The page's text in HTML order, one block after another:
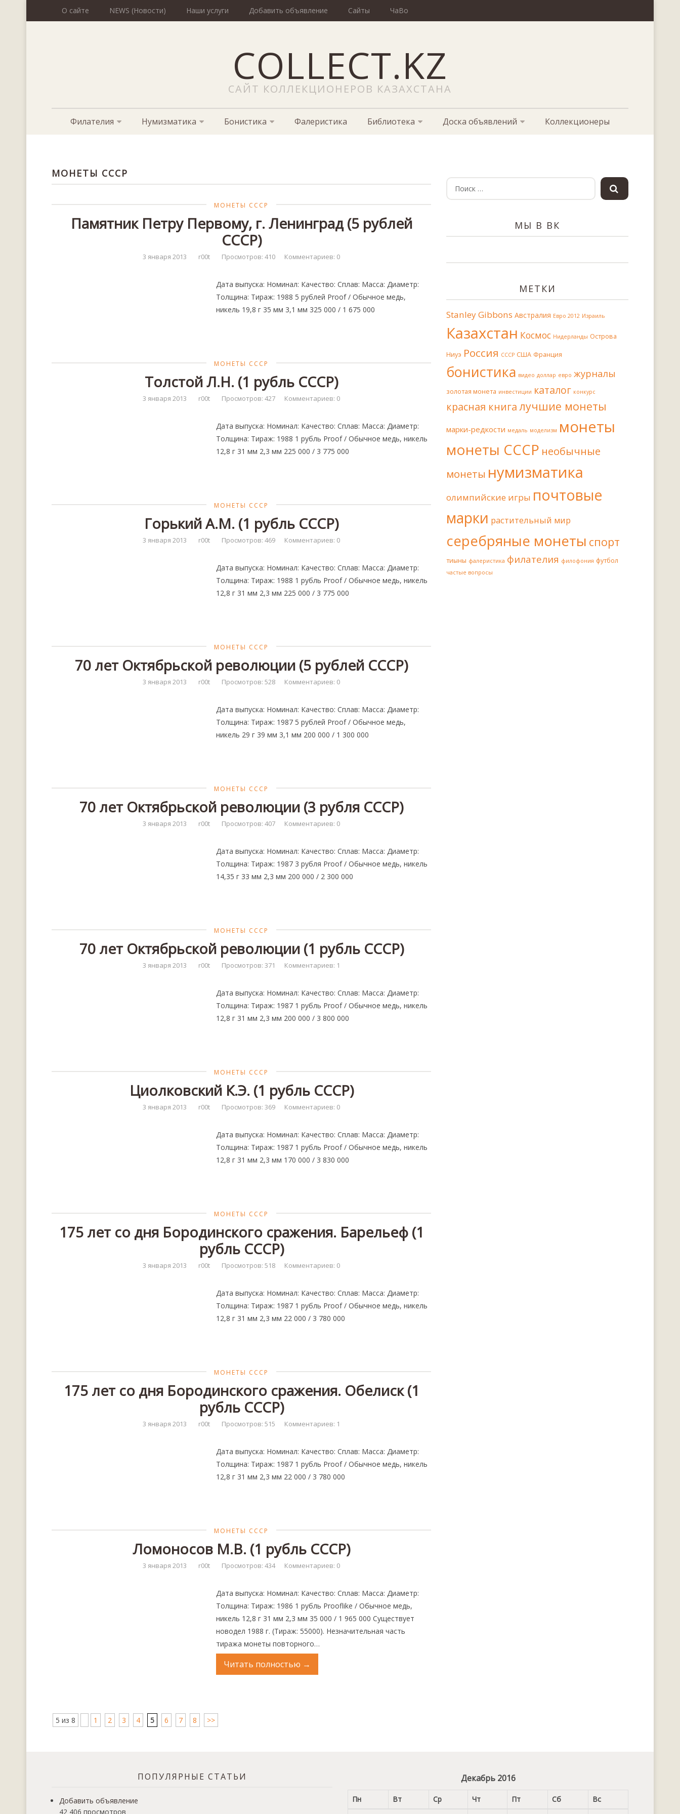
О сайте NEWS (Новости) Наши услуги Добавить объявление Сайты ЧаВо
COLLECT.KZ
САЙТ КОЛЛЕКЦИОНЕРОВ КАЗАХСТАНА
Филателия Нумизматика Бонистика Фалеристика Библиотека Доска объявлений Коллекционеры
МОНЕТЫ СССР
МОНЕТЫ СССР
Памятник Петру Первому, г. Ленинград (5 рублей
СССР)
3 января 2013 r00t Просмотров: 410 Комментариев: 0
Дата выпуска: Номинал: Качество: Сплав: Масса: Диаметр:
Толщина: Тираж: 1988 5 рублей Proof / Обычное медь,
никель 19,8 г 35 мм 3,1 мм 325 000 / 1 675 000
МОНЕТЫ СССР
Толстой Л.Н. (1 рубль СССР)
3 января 2013 r00t Просмотров: 427 Комментариев: 0
Дата выпуска: Номинал: Качество: Сплав: Масса: Диаметр:
Толщина: Тираж: 1988 1 рубль Proof / Обычное медь, никель
12,8 г 31 мм 2,3 мм 225 000 / 3 775 000
МОНЕТЫ СССР
Горький А.М. (1 рубль СССР)
3 января 2013 r00t Просмотров: 469 Комментариев: 0
Дата выпуска: Номинал: Качество: Сплав: Масса: Диаметр:
Толщина: Тираж: 1988 1 рубль Proof / Обычное медь, никель
12,8 г 31 мм 2,3 мм 225 000 / 3 775 000
МОНЕТЫ СССР
70 лет Октябрьской революции (5 рублей СССР)
3 января 2013 r00t Просмотров: 528 Комментариев: 0
Дата выпуска: Номинал: Качество: Сплав: Масса: Диаметр:
Толщина: Тираж: 1987 5 рублей Proof / Обычное медь,
никель 29 г 39 мм 3,1 мм 200 000 / 1 300 000
МОНЕТЫ СССР
70 лет Октябрьской революции (3 рубля СССР)
3 января 2013 r00t Просмотров: 407 Комментариев: 0
Дата выпуска: Номинал: Качество: Сплав: Масса: Диаметр:
Толщина: Тираж: 1987 3 рубля Proof / Обычное медь, никель
14,35 г 33 мм 2,3 мм 200 000 / 2 300 000
МОНЕТЫ СССР
70 лет Октябрьской революции (1 рубль СССР)
3 января 2013 r00t Просмотров: 371 Комментариев: 1
Дата выпуска: Номинал: Качество: Сплав: Масса: Диаметр:
Толщина: Тираж: 1987 1 рубль Proof / Обычное медь, никель
12,8 г 31 мм 2,3 мм 200 000 / 3 800 000
МОНЕТЫ СССР
Циолковский К.Э. (1 рубль СССР)
3 января 2013 r00t Просмотров: 369 Комментариев: 0
Дата выпуска: Номинал: Качество: Сплав: Масса: Диаметр:
Толщина: Тираж: 1987 1 рубль Proof / Обычное медь, никель
12,8 г 31 мм 2,3 мм 170 000 / 3 830 000
МОНЕТЫ СССР
175 лет со дня Бородинского сражения. Барельеф (1
рубль СССР)
3 января 2013 r00t Просмотров: 518 Комментариев: 0
Дата выпуска: Номинал: Качество: Сплав: Масса: Диаметр:
Толщина: Тираж: 1987 1 рубль Proof / Обычное медь, никель
12,8 г 31 мм 2,3 мм 22 000 / 3 780 000
МОНЕТЫ СССР
175 лет со дня Бородинского сражения. Обелиск (1
рубль СССР)
3 января 2013 r00t Просмотров: 515 Комментариев: 1
Дата выпуска: Номинал: Качество: Сплав: Масса: Диаметр:
Толщина: Тираж: 1987 1 рубль Proof / Обычное медь, никель
12,8 г 31 мм 2,3 мм 22 000 / 3 780 000
МОНЕТЫ СССР
Ломоносов М.В. (1 рубль СССР)
3 января 2013 r00t Просмотров: 434 Комментариев: 0
Дата выпуска: Номинал: Качество: Сплав: Масса: Диаметр:
Толщина: Тираж: 1986 1 рубль Prooflike / Обычное медь,
никель 12,8 г 31 мм 2,3 мм 35 000 / 1 965 000 Cуществует
новодел 1988 г. (Тираж: 55000). Незначительная часть
тиража монеты повторного…
Читать полностью →
5 из 8 1 2 3 4 5 6 7 8 >>
МЫ В ВК
МЕТКИ
Stanley Gibbons Австралия Евро 2012 Израиль
Казахстан Космос Нидерланды Острова
Ниуэ Россия СССР США Франция
бонистика видео доллар евро журналы
золотая монета инвестиции каталог конкурс
красная книгалучшие монеты
марки-редкости медаль моделизм монеты
монеты СССР необычные
монеты нумизматика
олимпийские игры почтовые
марки растительный мир
серебряные монеты спорт
тиыны фалеристика филателия филофония футбол
частые вопросы
ПОПУЛЯРНЫЕ СТАТЬИ
Добавить объявление
42 406 просмотров
Декабрь 2016
Пн Вт Ср Чт Пт Сб
Вс